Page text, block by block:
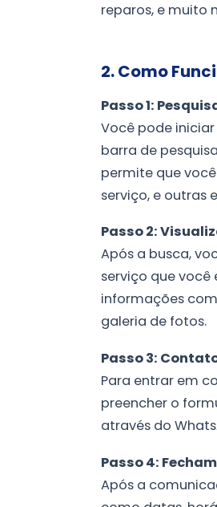
reparos, e muito
2. Como
Passo 1:
Você pode
barra de
permite que
serviço, e outras
Passo 2:
Após a busca,
serviço que
informações
galeria de fotos.
Passo 3:
Para entrar em
preencher o
através do
Passo 4:
Após a